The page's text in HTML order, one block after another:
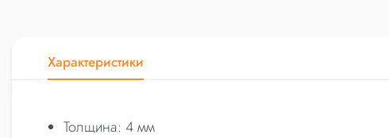
Характеристики
Толщина: 4 мм